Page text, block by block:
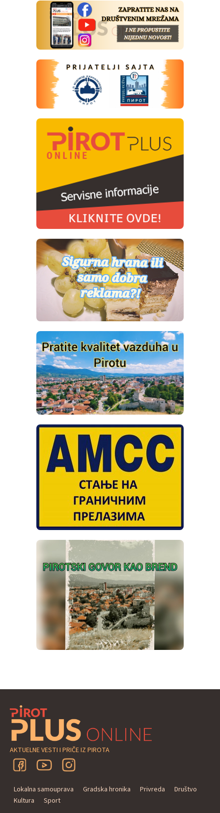
AKTUELNE VESTI I PRIČE IZ PIROTA
Lokalna samouprava Gradska hronika Privreda
Društvo
Kultura
Sport